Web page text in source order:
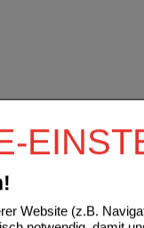
Website (z.B.